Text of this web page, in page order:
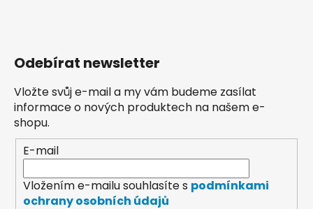
Odebírat newsletter
Vložte svůj e-mail a my vám budeme zasílat
informace o nových produktech na našem e-
shopu.
E-mail
Vložením e-mailu souhlasíte s podmínkami
ochrany osobních údajů